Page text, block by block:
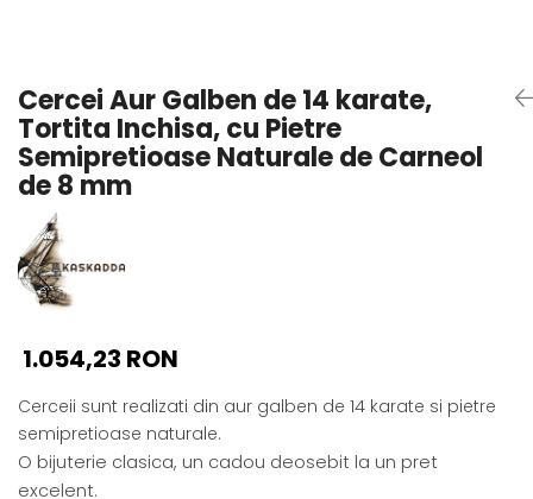
Pandantive cu Perle
Brose cu Perle
Cercei Aur Galben de 14 karate,
Tortita Inchisa, cu Pietre
Semipretioase Naturale de Carneol
de 8 mm
1.054,23 RON
Cerceii sunt realizati din aur galben de 14 karate si pietre
semipretioase naturale.
O bijuterie clasica, un cadou deosebit la un pret
excelent.